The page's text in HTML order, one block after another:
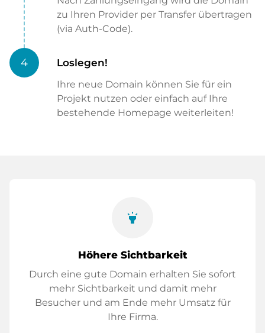
zu Ihren Provider per Transfer übertragen
(via Auth-Code).
4 Loslegen!
Ihre neue Domain können Sie für ein
Projekt nutzen oder einfach auf Ihre
bestehende Homepage weiterleiten!
highlight
Höhere Sichtbarkeit
Durch eine gute Domain erhalten Sie sofort
mehr Sichtbarkeit und damit mehr
Besucher und am Ende mehr Umsatz für
Ihre Firma.